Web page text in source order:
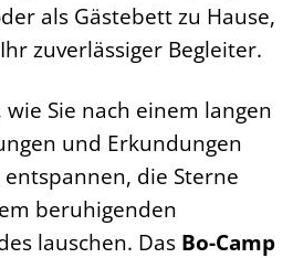
als Gästebett zu Hause,
zuverlässiger Begleiter.
wie Sie nach einem langen
und Erkundungen
die Sterne
beruhigenden
lauschen. Das Bo-Camp